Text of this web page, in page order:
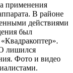
применения
В районе
действиями
был
лишился
Фото и видео